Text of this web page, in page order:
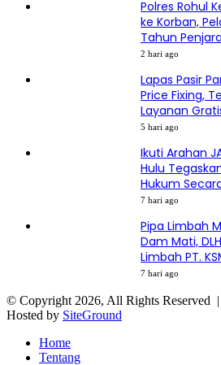
Polres Rohul
ke Korban,
Tahun Penjara
2 hari ago
Lapas Pasir
Price Fixing,
Layanan
5 hari ago
Ikuti Arahan
Hulu
Hukum
7 hari ago
Pipa Limbah
Dam Mati,
Limbah PT.
7 hari ago
© Copyright 2026, All Rights Reserved |
Hosted by SiteGround
Home
Tentang